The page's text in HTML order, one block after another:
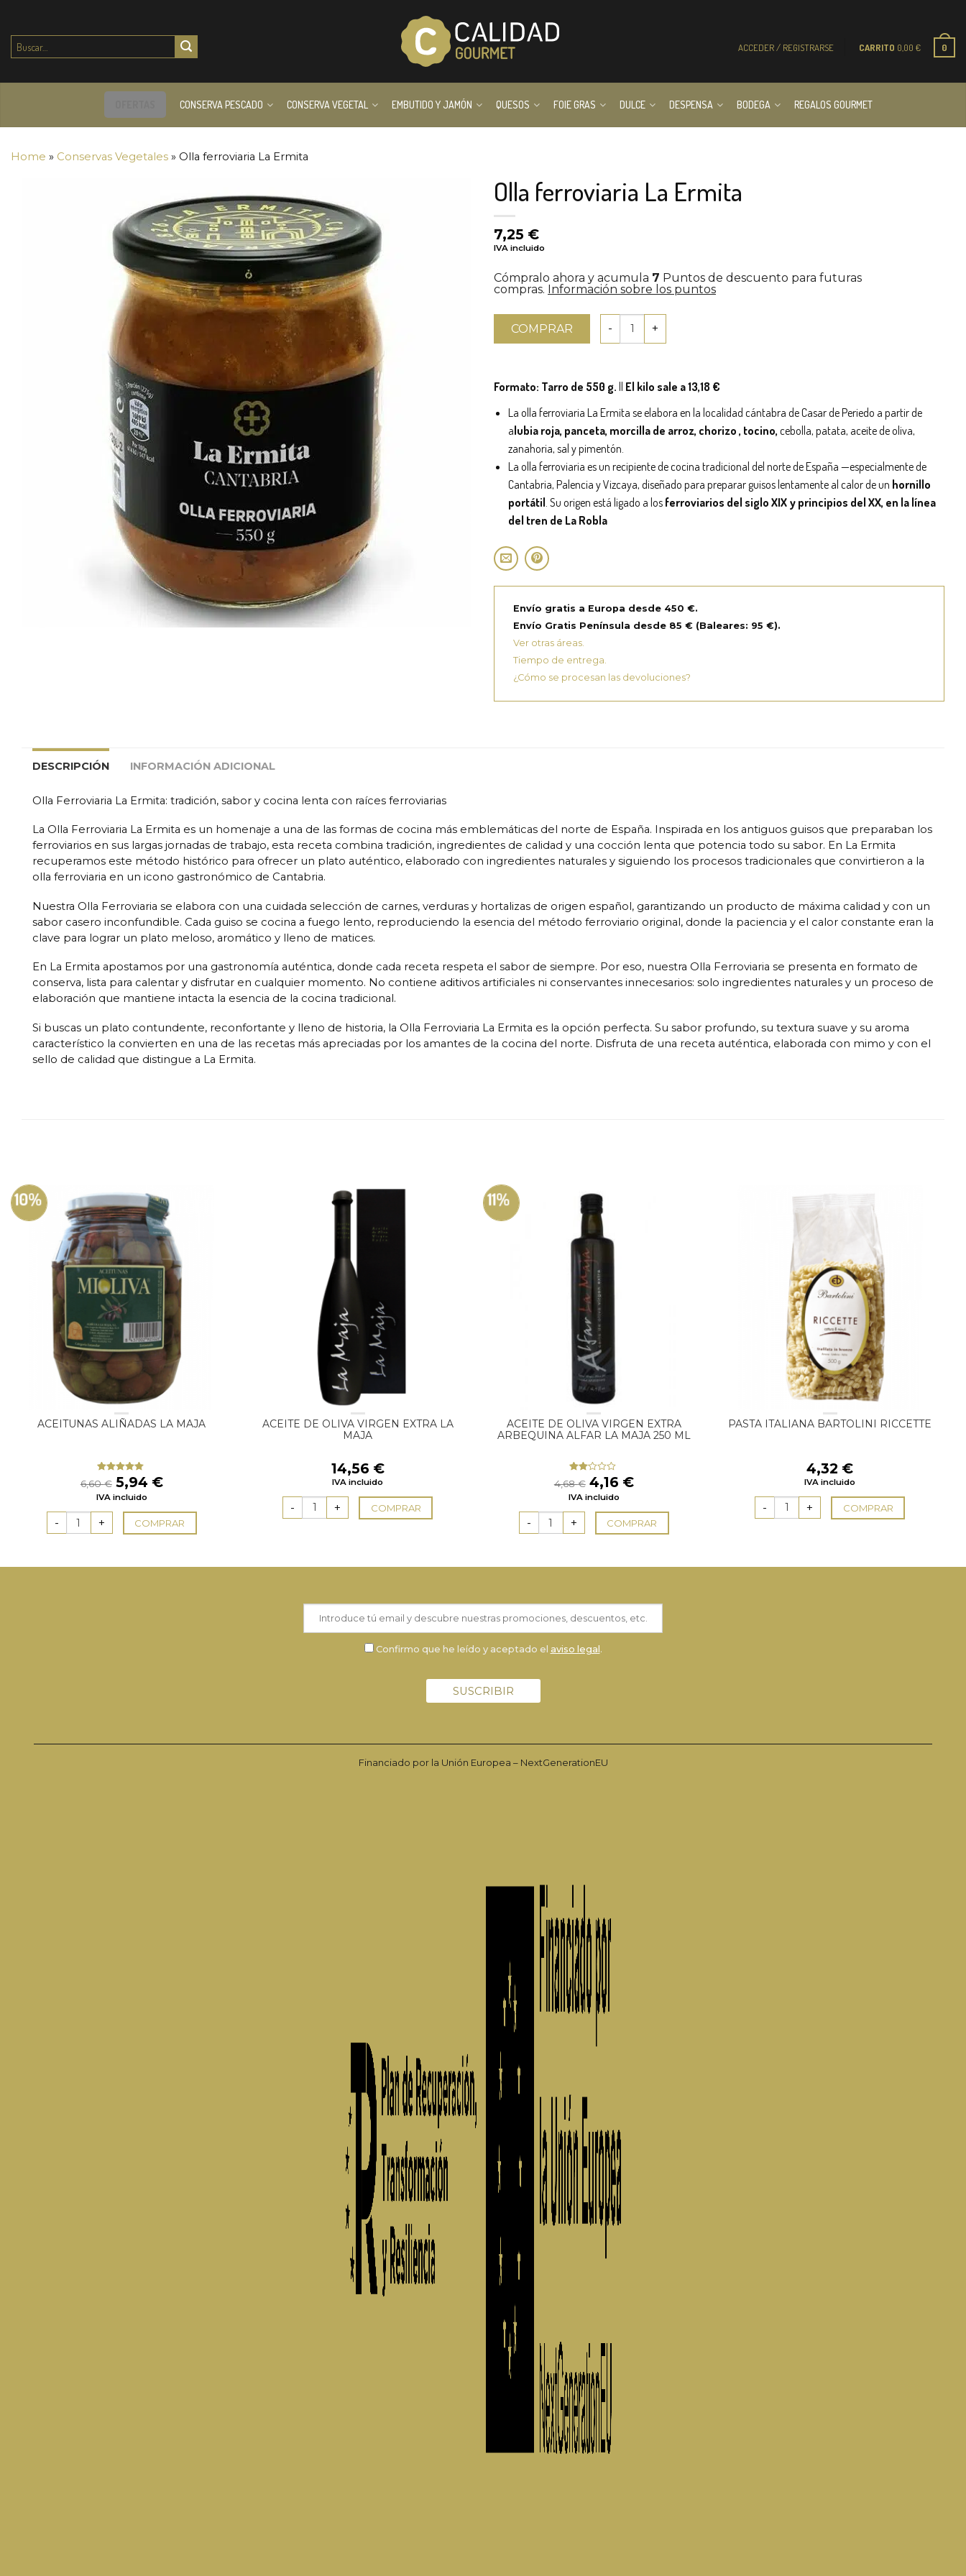
Buscar
por: ACCEDER / REGISTRARSE CARRITO 0,00 € 0
CONSERVA PESCADO CONSERVA VEGETAL EMBUTIDO Y JAMÓN QUESOS FOIE GRAS DULCE DESPENSA BODEGA REGALOS GOURMET
Home » Conservas Vegetales » Olla ferroviaria La Ermita
Olla ferroviaria La Ermita
7,25 €
IVA incluido
Cómpralo ahora y acumula 7 Puntos de descuento para futuras
compras. Información sobre los puntos
COMPRAR
Formato: Tarro de 550 g. || El kilo sale a 13,18 €
La olla ferroviaria La Ermita se elabora en la localidad cántabra de Casar de Periedo a partir de
alubia roja, panceta, morcilla de arroz, chorizo , tocino, cebolla, patata, aceite de oliva,
zanahoria, sal y pimentón.
La olla ferroviaria es un recipiente de cocina tradicional del norte de España —especialmente de
Cantabria, Palencia y Vizcaya, diseñado para preparar guisos lentamente al calor de un hornillo
portátil . Su origen está ligado a los ferroviarios del siglo XIX y principios del XX, en la línea
del tren de La Robla
Envío gratis a Europa desde 450 €.
Envío Gratis Península desde 85 € (Baleares: 95 €).
Ver otras áreas.
Tiempo de entrega.
¿Cómo se procesan las devoluciones?
DESCRIPCIÓN INFORMACIÓN ADICIONAL
Olla Ferroviaria La Ermita: tradición, sabor y cocina lenta con raíces ferroviarias
La Olla Ferroviaria La Ermita es un homenaje a una de las formas de cocina más emblemáticas del norte de España. Inspirada en los antiguos guisos que preparaban los
ferroviarios en sus largas jornadas de trabajo, esta receta combina tradición, ingredientes de calidad y una cocción lenta que potencia todo su sabor. En La Ermita
recuperamos este método histórico para ofrecer un plato auténtico, elaborado con ingredientes naturales y siguiendo los procesos tradicionales que convirtieron a la
olla ferroviaria en un icono gastronómico de Cantabria.
Nuestra Olla Ferroviaria se elabora con una cuidada selección de carnes, verduras y hortalizas de origen español, garantizando un producto de máxima calidad y con un
sabor casero inconfundible. Cada guiso se cocina a fuego lento, reproduciendo la esencia del método ferroviario original, donde la paciencia y el calor constante eran la
clave para lograr un plato meloso, aromático y lleno de matices.
En La Ermita apostamos por una gastronomía auténtica, donde cada receta respeta el sabor de siempre. Por eso, nuestra Olla Ferroviaria se presenta en formato de
conserva, lista para calentar y disfrutar en cualquier momento. No contiene aditivos artificiales ni conservantes innecesarios: solo ingredientes naturales y un proceso de
elaboración que mantiene intacta la esencia de la cocina tradicional.
Si buscas un plato contundente, reconfortante y lleno de historia, la Olla Ferroviaria La Ermita es la opción perfecta. Su sabor profundo, su textura suave y su aroma
característico la convierten en una de las recetas más apreciadas por los amantes de la cocina del norte. Disfruta de una receta auténtica, elaborada con mimo y con el
sello de calidad que distingue a La Ermita.
10%
ACEITUNAS ALIÑADAS LA MAJA
Valorado
con 5.00de
5
6,60€ El
precio
original
era:
6,60 €.
5,94 €El
actual
es:
5,94 €.
IVA incluido
COMPRAR
ACEITE DE OLIVA VIRGEN EXTRA LA
MAJA
14,56 €
IVA incluido
COMPRAR
11%
ACEITE DE OLIVA VIRGEN EXTRA
ARBEQUINA ALFAR LA MAJA 250 ML
Valorado
con
2.00
4,68€ El
precio
original
era:
4,68 €.
4,16 €El
actual
es:
4,16 €.
IVA incluido
COMPRAR
PASTA ITALIANA BARTOLINI RICCETTE
4,32 €
IVA incluido
COMPRAR
Confirmo que he leído y aceptado el aviso legal.
Financiado por la Unión Europea – NextGenerationEU